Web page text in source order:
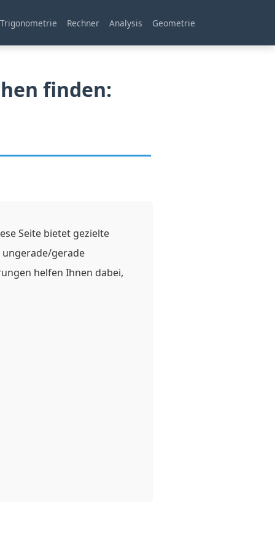
Trigonometrie Rechner Analysis Geometrie
finden:
Seite bietet gezielte
gerade
helfen Ihnen dabei,